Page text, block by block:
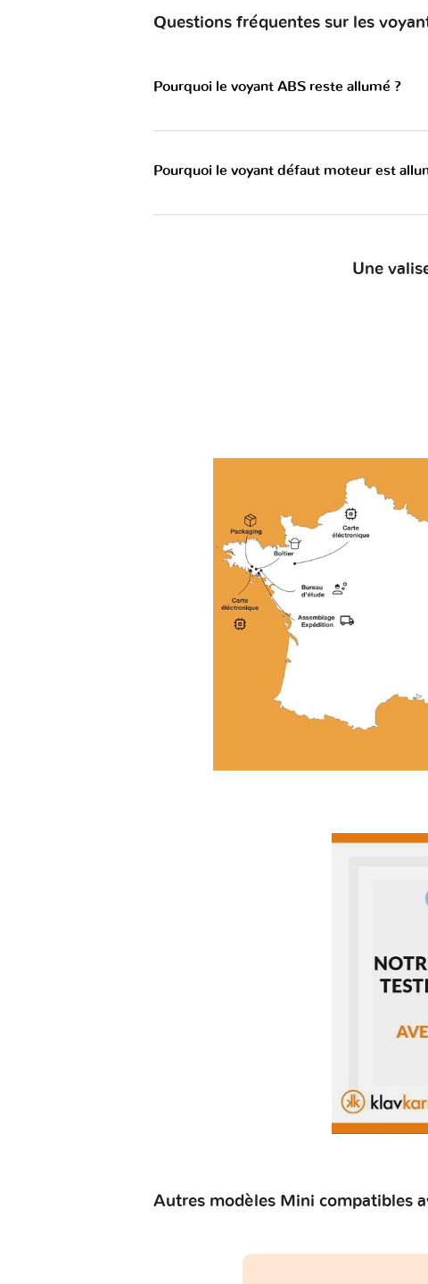
Questions fréquentes sur les
Pourquoi le voyant ABS reste allumé ?
Pourquoi le voyant défaut moteur est
Une
Autres modèles Mini compatibles